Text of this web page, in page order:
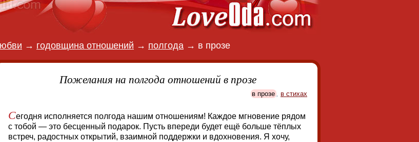
→ годовщина отношений → полгода → в прозе
Пожелания на полгода отношений в прозе
в прозе , в стихах
Сегодня исполняется полгода нашим отношениям! Каждое мгновение рядом
с тобой — это бесценный подарок. Пусть впереди будет ещё больше тёплых
встреч, радостных открытий, взаимной поддержки и вдохновения. Я хочу,